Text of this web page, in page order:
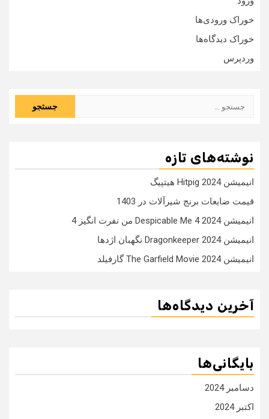
خوراک ورودی‌ها
خوراک دیدگاه‌ها
وردپرس
نوشته‌های تازه
انیمیشن Hitpig 2024 هیتپیگ
قیمت ضایعات برنج شیرآلات در 1403
انیمیشن Despicable Me 4 2024 من نفرت انگیز 4
انیمیشن Dragonkeeper 2024 نگهبان اژدها
انیمیشن The Garfield Movie 2024 گارفیلد
آخرین دیدگاه‌ها
بایگانی‌ها
دسامبر 2024
اکتبر 2024